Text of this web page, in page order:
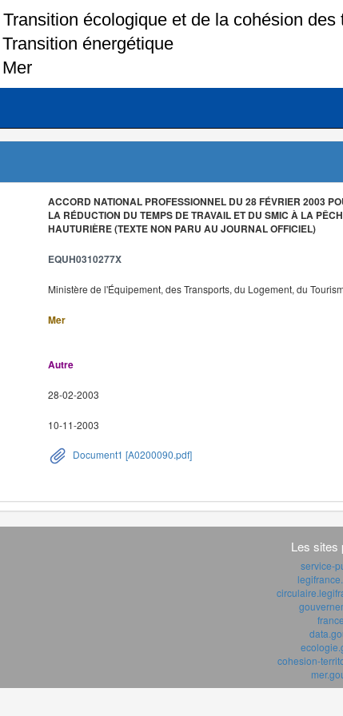
ACCORD NATIONAL PROFESSIONNEL DU 28 FÉVRIER 2003
LA RÉDUCTION DU TEMPS DE TRAVAIL ET DU SMIC À LA
HAUTURIÈRE (TEXTE NON PARU AU JOURNAL OFFICIEL)
EQUH0310277X
Ministère de l'Équipement, des Transports, du Logement, du
Mer
Autre
28-02-2003
10-11-2003
Document1 [A0200090.pdf]
Les sites
service-
cohesion-